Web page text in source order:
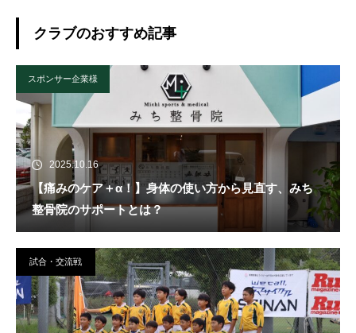
クラブのおすすめ記事
スポンサー企業様
2025.10.16
【痛みのケア＋α！】身体の使い方から見直す、みち
整骨院のサポートとは？
試合・交流戦